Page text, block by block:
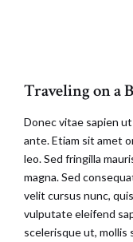
Traveling on a
Donec vitae sapien
ante. Etiam sit amet
leo. Sed fringilla
magna. Sed
velit cursus nunc,
vulputate eleifend
scelerisque ut, mollis